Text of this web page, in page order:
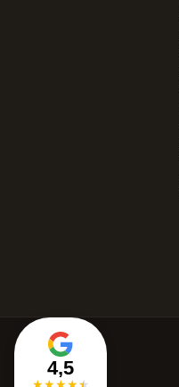
4,5